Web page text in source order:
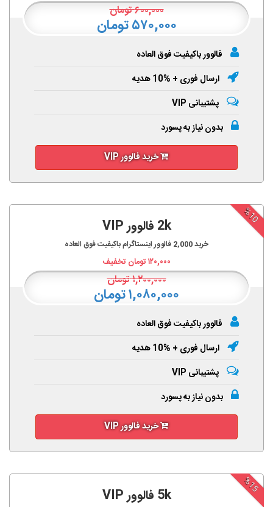
۶۰۰,۰۰۰تومان
۵۷۰,۰۰۰ تومان
فالوور باکیفیت فوق العاده
ارسال فوری + %10 هدیه
پشتیبانی VIP
بدون نیاز به پسورد
خرید فالوور VIP
%10
2k فالوور VIP
خرید2,000 فالوور اینستاگرام باکیفیت فوق العاده
۱۲۰,۰۰۰تومان تخفیف
۱,۲۰۰,۰۰۰تومان
۱,۰۸۰,۰۰۰ تومان
فالوور باکیفیت فوق العاده
ارسال فوری + %10 هدیه
پشتیبانی VIP
بدون نیاز به پسورد
خرید فالوور VIP
%15
5k فالوور VIP